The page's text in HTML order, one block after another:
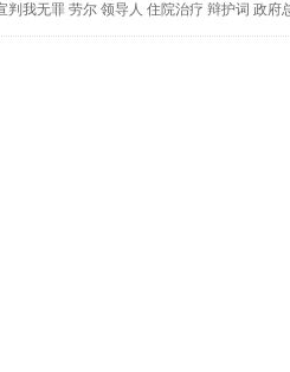
判我无罪 劳尔 领导人 住院治疗 辩护词 政府